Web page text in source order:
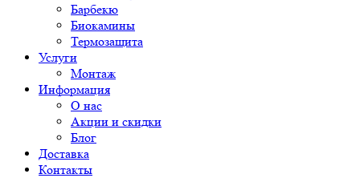
Барбекю
Биокамины
Термозащита
Услуги
Монтаж
Информация
О нас
Акции и скидки
Блог
Доставка
Контакты